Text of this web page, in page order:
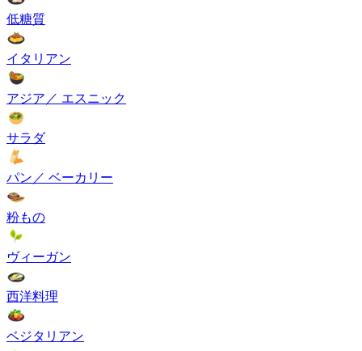
低糖質
イタリアン
アジア／ エスニック
サラダ
パン／ ベーカリー
粉もの
ヴィーガン
西洋料理
ベジタリアン